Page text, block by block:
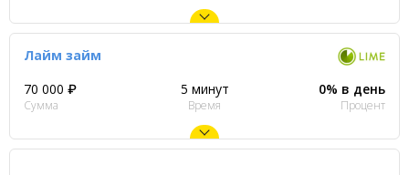
Лайм займ
70 000 ₽
Сумма
5 минут
Время
0% в день
Процент